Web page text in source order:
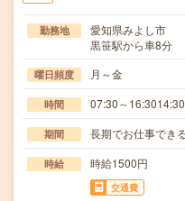
勤務地
愛知県みよし市
黒笹駅から車8分
曜日頻度 月～金
時間 07:30～
期間 長期でお仕事でき
時給 時給1500円
交通費